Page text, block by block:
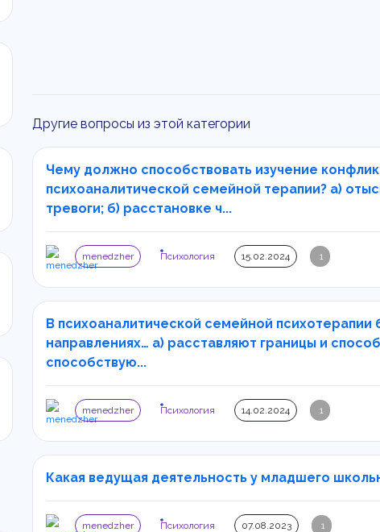
Другие вопросы из этой категории
Чему должно способствовать изучение
психоаналитической семейной терапии? а)
тревоги; б) расстановке ч...
menedzher Психология 15.02.2024 1
В психоаналитической семейной
направлениях… а) расставляют границы и
способствую...
menedzher Психология 14.02.2024 1
Какая ведущая деятельность у младшего
menedzher Психология 07.08.2023 1